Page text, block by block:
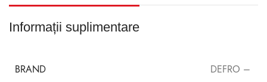
Informații suplimentare
BRAND DEFRO –